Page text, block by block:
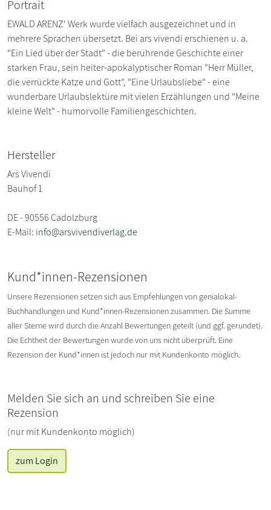
Portrait
EWALD ARENZ' Werk wurde vielfach ausgezeichnet und in
mehrere Sprachen übersetzt. Bei ars vivendi erschienen u. a.
"Ein Lied über der Stadt" - die berührende Geschichte einer
starken Frau, sein heiter-apokalyptischer Roman "Herr Müller,
die verrückte Katze und Gott", "Eine Urlaubsliebe" - eine
wunderbare Urlaubslektüre mit vielen Erzählungen und "Meine
kleine Welt" - humorvolle Familiengeschichten.
Hersteller
Ars Vivendi
Bauhof 1
DE - 90556 Cadolzburg
E-Mail: info@arsvivendiverlag.de
Kund*innen-Rezensionen
Unsere Rezensionen setzen sich aus Empfehlungen von genialokal-
Buchhandlungen und Kund*innen-Rezensionen zusammen. Die Summe
aller Sterne wird durch die Anzahl Bewertungen geteilt (und ggf. gerundet).
Die Echtheit der Bewertungen wurde von uns nicht überprüft. Eine
Rezension der Kund*innen ist jedoch nur mit Kundenkonto möglich.
Melden Sie sich an und schreiben Sie eine
Rezension
(nur mit Kundenkonto möglich)
zum Login